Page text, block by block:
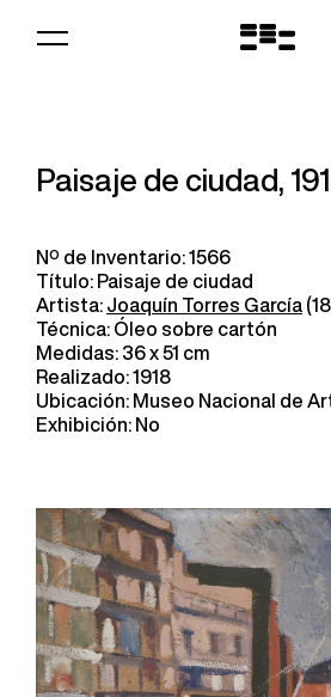
Logo
Paisaje de ciudad,
Nº de Inventario: 1566
Título: Paisaje de ciudad
Artista: Joaquín Torres García
Técnica: Óleo sobre cartón
Medidas: 36 x 51 cm
Realizado: 1918
Ubicación: Museo Nacional de
Exhibición: No